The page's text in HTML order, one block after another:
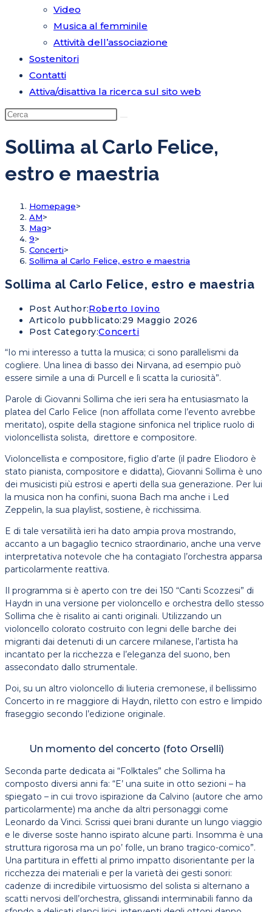
Video
Musica al femminile
Attività dell’associazione
Sostenitori
Contatti
Attiva/disattiva la ricerca sul sito web
Sollima al Carlo Felice,
estro e maestria
Homepage>
AM>
Mag>
9>
Concerti>
Sollima al Carlo Felice, estro e maestria
Sollima al Carlo Felice, estro e maestria
Post Author:Roberto Iovino
Articolo pubblicato:29 Maggio 2026
Post Category:Concerti
“Io mi interesso a tutta la musica; ci sono parallelismi da
cogliere. Una linea di basso dei Nirvana, ad esempio può
essere simile a una di Purcell e lì scatta la curiosità”.
Parole di Giovanni Sollima che ieri sera ha entusiasmato la
platea del Carlo Felice (non affollata come l’evento avrebbe
meritato), ospite della stagione sinfonica nel triplice ruolo di
violoncellista solista, direttore e compositore.
Violoncellista e compositore, figlio d’arte (il padre Eliodoro è
stato pianista, compositore e didatta), Giovanni Sollima è uno
dei musicisti più estrosi e aperti della sua generazione. Per lui
la musica non ha confini, suona Bach ma anche i Led
Zeppelin, la sua playlist, sostiene, è ricchissima.
E di tale versatilità ieri ha dato ampia prova mostrando,
accanto a un bagaglio tecnico straordinario, anche una verve
interpretativa notevole che ha contagiato l’orchestra apparsa
particolarmente reattiva.
Il programma si è aperto con tre dei 150 “Canti Scozzesi” di
Haydn in una versione per violoncello e orchestra dello stesso
Sollima che è risalito ai canti originali. Utilizzando un
violoncello colorato costruito con legni delle barche dei
migranti dai detenuti di un carcere milanese, l’artista ha
incantato per la ricchezza e l’eleganza del suono, ben
assecondato dallo strumentale.
Poi, su un altro violoncello di liuteria cremonese, il bellissimo
Concerto in re maggiore di Haydn, riletto con estro e limpido
fraseggio secondo l’edizione originale.
Un momento del concerto (foto Orselli)
Seconda parte dedicata ai “Folktales” che Sollima ha
composto diversi anni fa: “E’ una suite in otto sezioni – ha
spiegato – in cui trovo ispirazione da Calvino (autore che amo
particolarmente) ma anche da altri personaggi come
Leonardo da Vinci. Scrissi quei brani durante un lungo viaggio
e le diverse soste hanno ispirato alcune parti. Insomma è una
struttura rigorosa ma un po’ folle, un brano tragico-comico”.
Una partitura in effetti al primo impatto disorientante per la
ricchezza dei materiali e per la varietà dei gesti sonori:
cadenze di incredibile virtuosismo del solista si alternano a
scatti nervosi dell’orchestra, glissandi interminabili fanno da